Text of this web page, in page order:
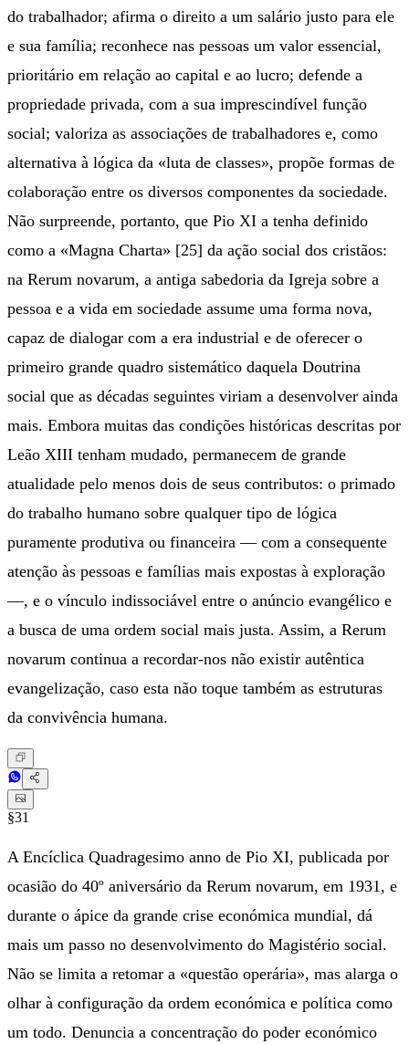
do trabalhador; afirma o direito a um salário justo para ele
e sua família; reconhece nas pessoas um valor essencial,
prioritário em relação ao capital e ao lucro; defende a
propriedade privada, com a sua imprescindível função
social; valoriza as associações de trabalhadores e, como
alternativa à lógica da «luta de classes», propõe formas de
colaboração entre os diversos componentes da sociedade.
Não surpreende, portanto, que Pio XI a tenha definido
como a «Magna Charta» [25] da ação social dos cristãos:
na Rerum novarum, a antiga sabedoria da Igreja sobre a
pessoa e a vida em sociedade assume uma forma nova,
capaz de dialogar com a era industrial e de oferecer o
primeiro grande quadro sistemático daquela Doutrina
social que as décadas seguintes viriam a desenvolver ainda
mais. Embora muitas das condições históricas descritas por
Leão XIII tenham mudado, permanecem de grande
atualidade pelo menos dois de seus contributos: o primado
do trabalho humano sobre qualquer tipo de lógica
puramente produtiva ou financeira — com a consequente
atenção às pessoas e famílias mais expostas à exploração
—, e o vínculo indissociável entre o anúncio evangélico e
a busca de uma ordem social mais justa. Assim, a Rerum
novarum continua a recordar-nos não existir autêntica
evangelização, caso esta não toque também as estruturas
da convivência humana.
§31
A Encíclica Quadragesimo anno de Pio XI, publicada por
ocasião do 40º aniversário da Rerum novarum, em 1931, e
durante o ápice da grande crise económica mundial, dá
mais um passo no desenvolvimento do Magistério social.
Não se limita a retomar a «questão operária», mas alarga o
olhar à configuração da ordem económica e política como
um todo. Denuncia a concentração do poder económico